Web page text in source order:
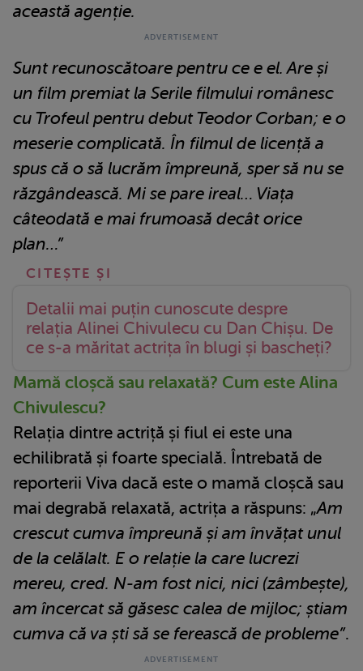
această agenție.
Sunt recunoscătoare pentru ce e el. Are și
un film premiat la Serile filmului românesc
cu Trofeul pentru debut Teodor Corban; e o
meserie complicată. În filmul de licență a
spus că o să lucrăm împreună, sper să nu se
răzgândească. Mi se pare ireal… Viața
câteodată e mai frumoasă decât orice
plan…”
Detalii mai puțin cunoscute despre
relația Alinei Chivulecu cu Dan Chișu. De
ce s-a măritat actrița în blugi și bascheți?
Mamă cloșcă sau relaxată? Cum este Alina
Chivulescu?
Relația dintre actriță și fiul ei este una
echilibrată și foarte specială. Întrebată de
reporterii Viva dacă este o mamă cloșcă sau
mai degrabă relaxată, actrița a răspuns: „Am
crescut cumva împreună și am învățat unul
de la celălalt. E o relație la care lucrezi
mereu, cred. N-am fost nici, nici (zâmbește),
am încercat să găsesc calea de mijloc; știam
cumva că va ști să se ferească de probleme”.